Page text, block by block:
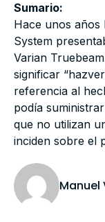
Sumario:
Hace unos años
System
Varian
significar
referencia al
podía
que no utilizan
inciden sobre el
Manuel